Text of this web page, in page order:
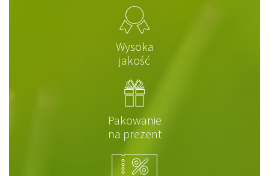
Wysoka
jakość
Pakowanie
na prezent